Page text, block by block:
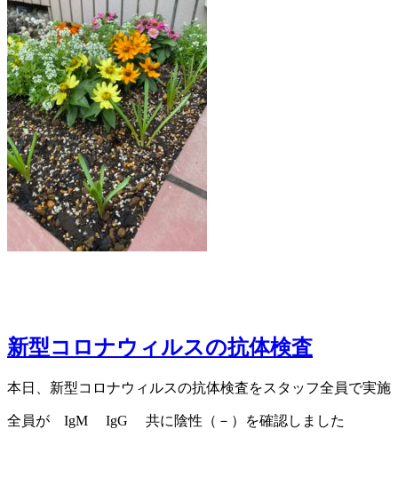
新型コロナウィルスの抗体検査
本日、新型コロナウィルスの抗体検査をスタッフ全員で実施
全員が IgM IgG 共に陰性（－）を確認しました